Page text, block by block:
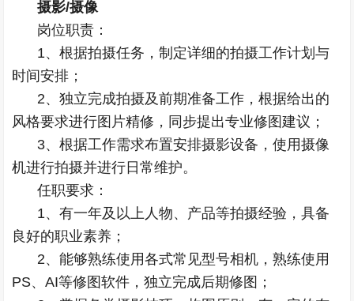
摄影/摄像
岗位职责：
1、根据拍摄任务，制定详细的拍摄工作计划与
时间安排；
2、独立完成拍摄及前期准备工作，根据给出的
风格要求进行图片精修，同步提出专业修图建议；
3、根据工作需求布置安排摄影设备，使用摄像
机进行拍摄并进行日常维护。
任职要求：
1、有一年及以上人物、产品等拍摄经验，具备
良好的职业素养；
2、能够熟练使用各式常见型号相机，熟练使用
PS、AI等修图软件，独立完成后期修图；